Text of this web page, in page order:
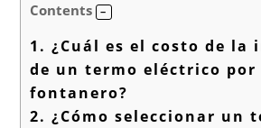
Contents
1. ¿Cuál es el costo de la
de un termo eléctrico por
fontanero?
2. ¿Cómo seleccionar un